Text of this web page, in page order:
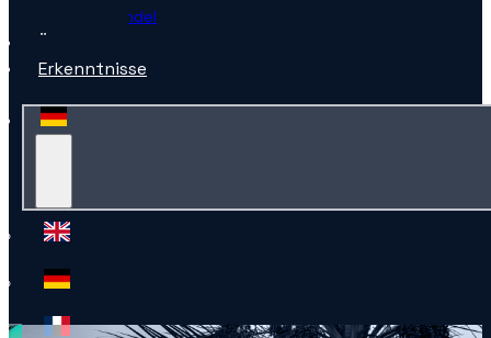
Einzelhandel
Über uns
Erkenntnisse